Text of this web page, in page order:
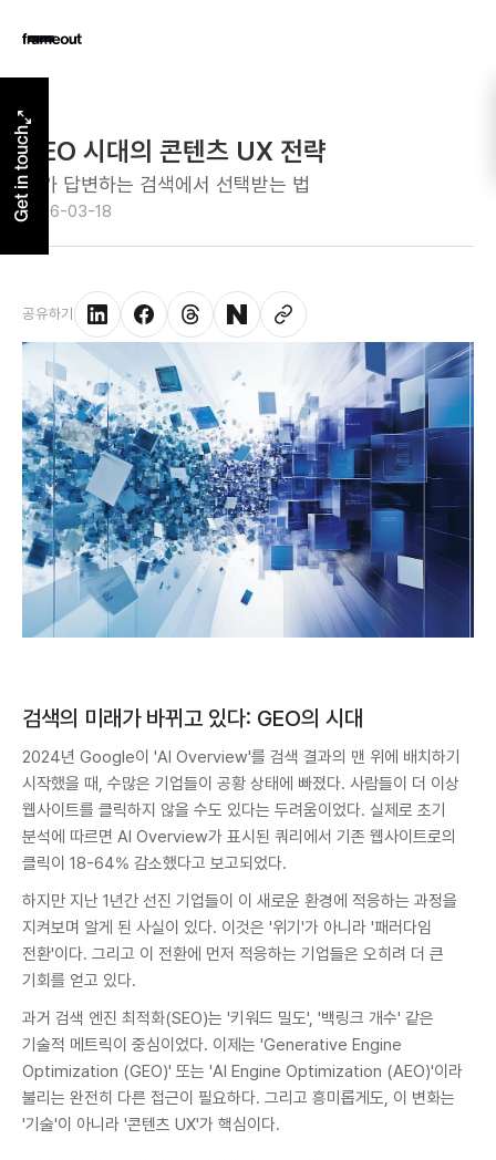
Get in touchGEO 시대의 콘텐츠 UX 전략
AI가 답변하는 검색에서 선택받는 법
2026-03-18
공유하기
검색의 미래가 바뀌고 있다: GEO의 시대
2024년 Google이 'AI Overview'를 검색 결과의 맨 위에 배치하기
시작했을 때, 수많은 기업들이 공황 상태에 빠졌다. 사람들이 더 이상
웹사이트를 클릭하지 않을 수도 있다는 두려움이었다. 실제로 초기
분석에 따르면 AI Overview가 표시된 쿼리에서 기존 웹사이트로의
클릭이 18-64% 감소했다고 보고되었다.
하지만 지난 1년간 선진 기업들이 이 새로운 환경에 적응하는 과정을
지켜보며 알게 된 사실이 있다. 이것은 '위기'가 아니라 '패러다임
전환'이다. 그리고 이 전환에 먼저 적응하는 기업들은 오히려 더 큰
기회를 얻고 있다.
과거 검색 엔진 최적화(SEO)는 '키워드 밀도', '백링크 개수' 같은
기술적 메트릭이 중심이었다. 이제는 'Generative Engine
Optimization (GEO)' 또는 'AI Engine Optimization (AEO)'이라
불리는 완전히 다른 접근이 필요하다. 그리고 흥미롭게도, 이 변화는
'기술'이 아니라 '콘텐츠 UX'가 핵심이다.